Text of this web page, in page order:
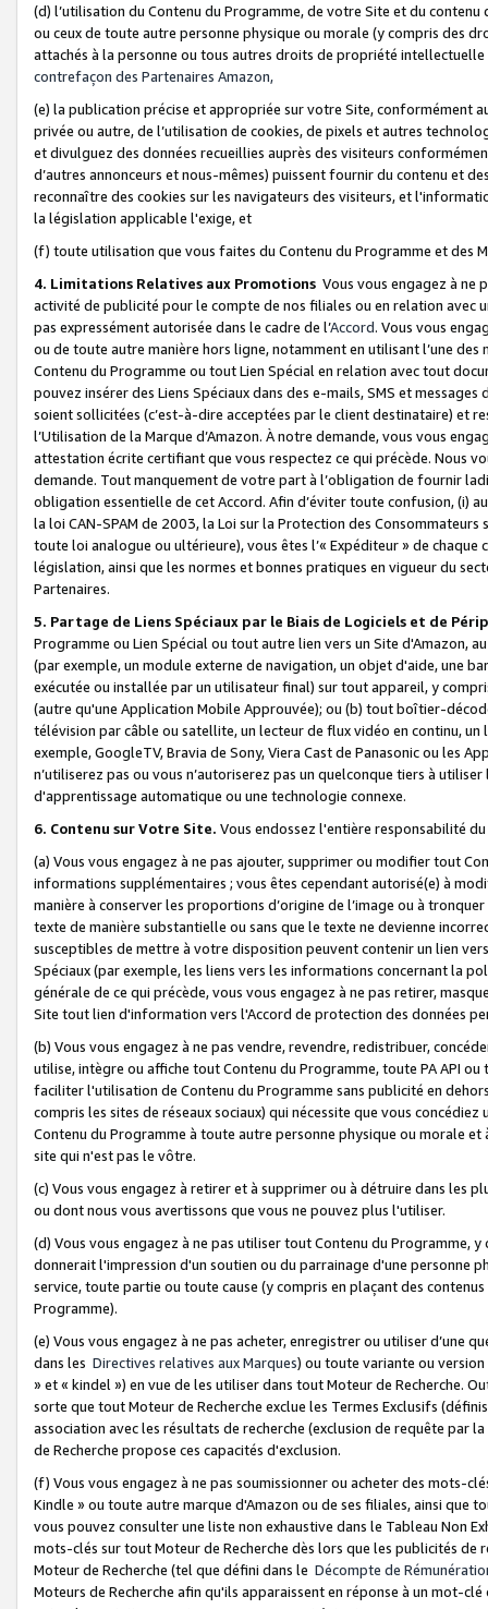
(d) l’utilisation du Contenu du Programme, de votre Site et du
ou ceux de toute autre personne physique ou morale (y compris des
attachés à la personne ou tous autres droits de propriété
contrefaçon des Partenaires Amazon,
(e) la publication précise et appropriée sur votre Site, conformément
privée ou autre, de l’utilisation de cookies, de pixels et autres
et divulguez des données recueillies auprès des visiteurs
d’autres annonceurs et nous-mêmes) puissent fournir du contenu et
reconnaître des cookies sur les navigateurs des visiteurs, et
la législation applicable l'exige, et
(f) toute utilisation que vous faites du Contenu du Programme et des
4. Limitations Relatives aux Promotions Vous vous engagez à ne
activité de publicité pour le compte de nos filiales ou en relation avec
pas expressément autorisée dans le cadre de l’Accord. Vous vous
ou de toute autre manière hors ligne, notamment en utilisant l’une
Contenu du Programme ou tout Lien Spécial en relation avec tout
pouvez insérer des Liens Spéciaux dans des e-mails, SMS et
soient sollicitées (c’est-à-dire acceptées par le client destinataire) et
l’Utilisation de la Marque d’Amazon. À notre demande, vous vous
attestation écrite certifiant que vous respectez ce qui précède. Nous
demande. Tout manquement de votre part à l’obligation de fournir
obligation essentielle de cet Accord. Afin d’éviter toute confusion, (i)
la loi CAN-SPAM de 2003, la Loi sur la Protection des
toute loi analogue ou ultérieure), vous êtes l’« Expéditeur » de
législation, ainsi que les normes et bonnes pratiques en vigueur du
Partenaires.
5. Partage de Liens Spéciaux par le Biais de Logiciels et de
Programme ou Lien Spécial ou tout autre lien vers un Site d'Amazon,
(par exemple, un module externe de navigation, un objet d'aide, une
exécutée ou installée par un utilisateur final) sur tout appareil, y
(autre qu'une Application Mobile Approuvée); ou (b) tout boîtier-
télévision par câble ou satellite, un lecteur de flux vidéo en continu,
exemple, GoogleTV, Bravia de Sony, Viera Cast de Panasonic ou les
n’utiliserez pas ou vous n’autoriserez pas un quelconque tiers à
d'apprentissage automatique ou une technologie connexe.
6. Contenu sur Votre Site. Vous endossez l'entière responsabilité
(a) Vous vous engagez à ne pas ajouter, supprimer ou modifier tout
informations supplémentaires ; vous êtes cependant autorisé(e) à
manière à conserver les proportions d’origine de l’image ou à
texte de manière substantielle ou sans que le texte ne devienne
susceptibles de mettre à votre disposition peuvent contenir un lien
Spéciaux (par exemple, les liens vers les informations concernant la
générale de ce qui précède, vous vous engagez à ne pas retirer,
Site tout lien d'information vers l'Accord de protection des données
(b) Vous vous engagez à ne pas vendre, revendre, redistribuer,
utilise, intègre ou affiche tout Contenu du Programme, toute PA API
faciliter l'utilisation de Contenu du Programme sans publicité en
compris les sites de réseaux sociaux) qui nécessite que vous
Contenu du Programme à toute autre personne physique ou morale
site qui n'est pas le vôtre.
(c) Vous vous engagez à retirer et à supprimer ou à détruire dans les
ou dont nous vous avertissons que vous ne pouvez plus l'utiliser.
(d) Vous vous engagez à ne pas utiliser tout Contenu du Programme,
donnerait l'impression d'un soutien ou du parrainage d'une personne
service, toute partie ou toute cause (y compris en plaçant des
Programme).
(e) Vous vous engagez à ne pas acheter, enregistrer ou utiliser d’une
dans les Directives relatives aux Marques) ou toute variante ou
» et « kindel ») en vue de les utiliser dans tout Moteur de Recherche.
sorte que tout Moteur de Recherche exclue les Termes Exclusifs
association avec les résultats de recherche (exclusion de requête
de Recherche propose ces capacités d'exclusion.
(f) Vous vous engagez à ne pas soumissionner ou acheter des mots-
Kindle » ou toute autre marque d'Amazon ou de ses filiales, ainsi que
vous pouvez consulter une liste non exhaustive dans le Tableau Non
mots-clés sur tout Moteur de Recherche dès lors que les publicités de
Moteur de Recherche (tel que défini dans le Décompte de
Moteurs de Recherche afin qu'ils apparaissent en réponse à un mot-